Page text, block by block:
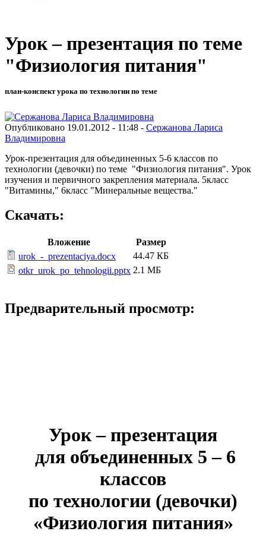
Урок – презентация по теме
"Физиология питания"
план-конспект урока по технологии по теме
Опубликовано 19.01.2012 - 11:48 - Сержанова Лариса
Владимировна
Урок-презентация для объединенных 5-6 классов по
технологии (девочки) по теме "Физиология питания". Урок
изучения и первичного закрепления материала. 5класс
"Витамины," 6класс "Минеральные вещества."
Скачать:
Вложение
Размер
urok_-_prezentaciya.docx
44.47 КБ
otkr_urok_po_tehnologii.pptx 2.1 МБ
Предварительный просмотр:
Урок – презентация
для объединенных 5 – 6
классов
по технологии (девочки)
«Физиология питания»